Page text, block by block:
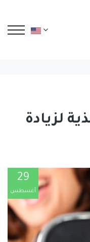
لزيادة
29
أغسطس